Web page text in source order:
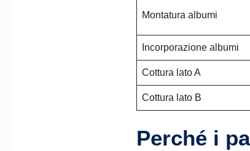
Montatura albumi
Incorporazione albumi
Cottura lato A
Cottura lato B
Perché i